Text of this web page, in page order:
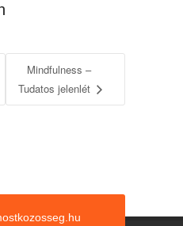
Mindfulness –
Tudatos jelenlét